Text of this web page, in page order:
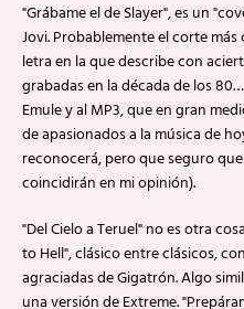
"Grábame el de Slayer", es un
Jovi. Probablemente el corte
letra en la que describe con
grabadas en la década de los
Emule y al MP3, que en gran
de apasionados a la música de
reconocerá, pero que seguro
coincidirán en mi opinión).
"Del Cielo a Teruel" no es otra
to Hell", clásico entre clásicos,
agraciadas de Gigatrón. Algo
una versión de Extreme.